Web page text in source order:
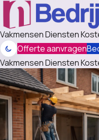
VakmensenDiensten
Offerte aanvragen
VakmensenDiensten